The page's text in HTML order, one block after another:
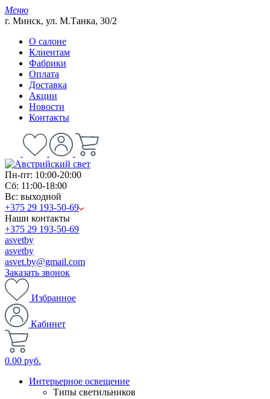
Меню
г. Минск, ул. М.Танка, 30/2
О салоне
Клиентам
Фабрики
Оплата
Доставка
Акции
Новости
Контакты
Пн-пт: 10:00-20:00
Сб: 11:00-18:00
Вс: выходной
+375 29 193-50-69
Наши контакты
+375 29 193-50-69
asvetby
asvetby
asvet.by@gmail.com
Заказать звонок
Избранное
Кабинет
0.00 руб.
Интерьерное освещение
Типы светильников